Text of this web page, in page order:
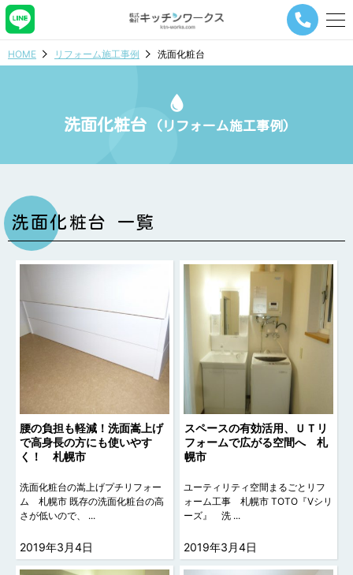
メ
ー
ン
HOME リフォーム施工事例 洗面化粧台
洗面化粧台 (リフォーム施工事例)
洗面化粧台 一覧
腰の負担も軽減！洗面嵩上げ
で高身長の方にも使いやす
く！ 札幌市
洗面化粧台の嵩上げプチリフォー
ム 札幌市 既存の洗面化粧台の高
さが低いので、 ...
2019年3月4日
スペースの有効活用、ＵＴリ
フォームで広がる空間へ 札
幌市
ユーティリティ空間まるごとリフ
ォーム工事 札幌市 TOTO『Vシリ
ーズ』 洗 ...
2019年3月4日